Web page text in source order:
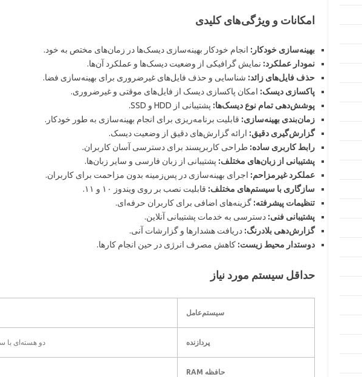
امکانات و ویژگی‌های کلیدی
بهینه‌سازی خودکار: انجام خودکار بهینه‌سازی دیسک‌ها در زمان‌های مختص به خود.
نمودار عملکرد: نمایش گرافیکی از وضعیت دیسک‌ها و عملکرد آن‌ها.
حذف فایل‌های زائد: شناسایی و حذف فایل‌های غیرضروری برای بهینه‌سازی فضا.
پاکسازی دیسک: امکان پاکسازی دیسک از فایل‌های موقتی و غیرضروری.
پوشش‌دهی تمام نوع دیسک‌ها: پشتیبانی از HDD و SSD.
زمان‌بندی بهینه‌سازی: قابلیت برنامه‌ریزی برای انجام بهینه‌سازی به طور خودکار.
گزارش‌گیری دقیق: ارائه گزارش‌های دقیق از وضعیت دیسک.
رابط کاربری ساده: طراحی کاربرپسند برای دسترسی آسان کاربران.
پشتیبانی از زبان‌های مختلف: پشتیبانی از زبان فارسی و سایر زبان‌ها.
عملکرد غیرمزاحم: اجرای بهینه‌سازی در پس‌زمینه بدون مزاحمت برای کاربران.
سازگاری با سیستم‌های مختلف: قابلیت نصب بر روی ویندوز ۱۰ و ۱۱.
تنظیمات پیشرفته: گزینه‌های اضافی برای کاربران حرفه‌ای.
پشتیبانی فنی: دسترسی به خدمات پشتیبانی آنلاین.
گزارش‌دهی بلادرنگ: دریافت هشدار‌ها و گزارشات آنی.
دوستدار محیط زیست: کاهش مصرف انرژی در حین انجام کارها.
حداقل سیستم مورد نیاز
سیستم‌عامل
پردازنده دو هسته‌ای با سرعت ۲
حافظه RAM